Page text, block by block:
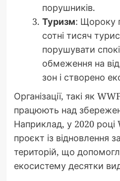
порушників.
Туризм: Щороку
сотні тисяч
порушувати
обмеження на
зон і створено
Організації, такі як
працюють над
Наприклад, у 2020 році
проєкт із відновлення
територій, що
екосистему десятки